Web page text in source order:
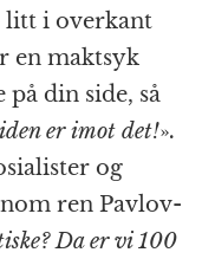
litt i overkant
en maktsyk
din side, så
er imot det!».
og
ren Pavlov-
Da er vi 100